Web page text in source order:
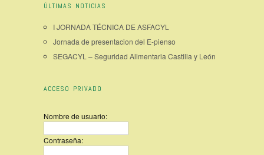
ÚLTIMAS NOTICIAS
I JORNADA TÉCNICA DE ASFACYL
Jornada de presentacion del E-pienso
SEGACYL – Seguridad Alimentaria Castilla y León
ACCESO PRIVADO
Nombre de usuario:
Contraseña: